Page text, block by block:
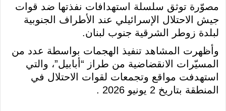
مصوّرة توثق سلسلة استهدافات نفذتها ضد قوات
جيش الاحتلال الإسرائيلي عند الأطراف الجنوبية
لبلدة زوطر الشرقية جنوب لبنان.
وأظهرت المشاهد تنفيذ الهجمات بواسطة عدد من
المسيّرات الانقضاضية من طراز “أبابيل”، والتي
استهدفت مواقع وتجمعات لقوات الاحتلال في
المنطقة بتاريخ 2 يونيو 2026 .